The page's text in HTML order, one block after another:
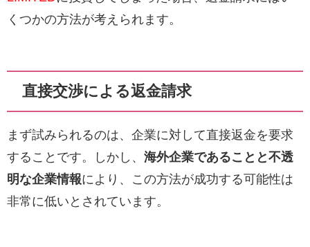
くつかの方法が考えられます。
直接交渉による返金請求
まず試みられるのは、企業に対して直接返金を要求
することです。しかし、 海外企業であることと不透
明な企業情報により、この方法が成功する可能性は
非常に低いとされています。